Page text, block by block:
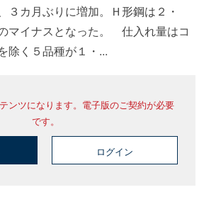
３カ月ぶりに増加。Ｈ形鋼は２・
マイナスとなった。 仕入れ量はコ
除く５品種が１・...
ンツになります。電子版のご契約が必要
です。
ログイン